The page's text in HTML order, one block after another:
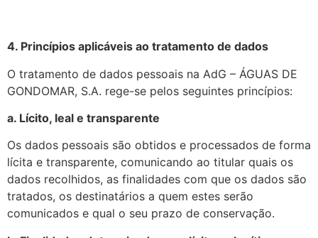
4. Princípios aplicáveis ao tratamento de dados
O tratamento de dados pessoais na AdG – ÁGUAS DE
GONDOMAR, S.A. rege-se pelos seguintes princípios:
a. Lícito, leal e transparente
Os dados pessoais são obtidos e processados de forma
lícita e transparente, comunicando ao titular quais os
dados recolhidos, as finalidades com que os dados são
tratados, os destinatários a quem estes serão
comunicados e qual o seu prazo de conservação.